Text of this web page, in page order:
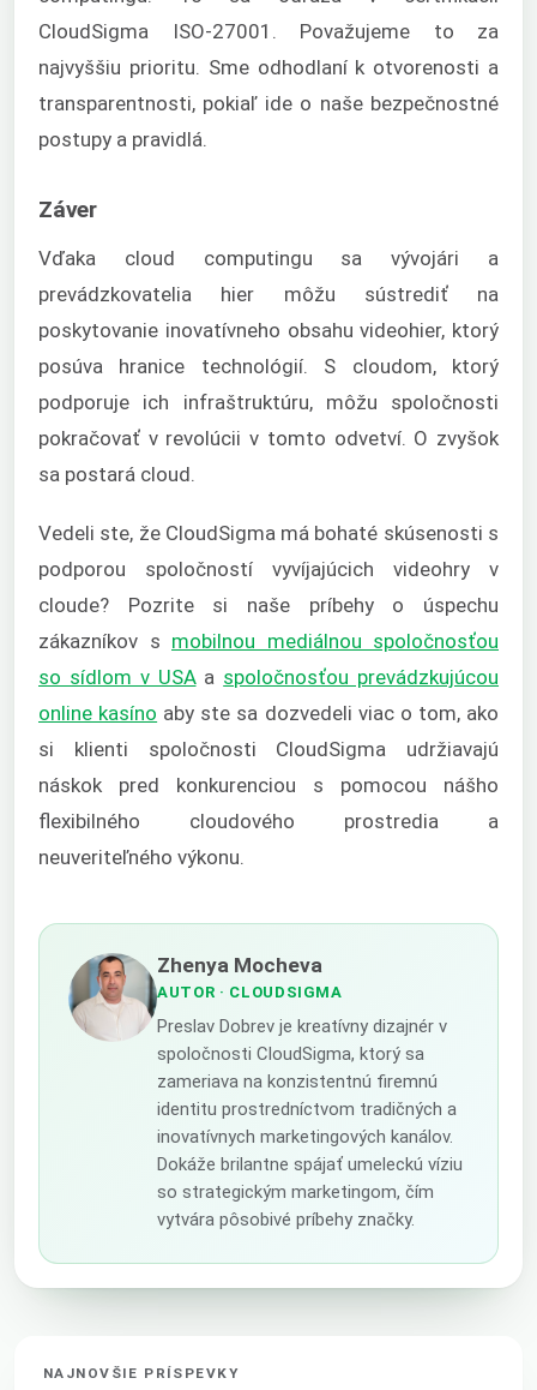
CloudSigma ISO-27001. Považujeme to za
najvyššiu prioritu. Sme odhodlaní k otvorenosti a
transparentnosti, pokiaľ ide o naše bezpečnostné
postupy a pravidlá.
Záver
Vďaka cloud computingu sa vývojári a
prevádzkovatelia hier môžu sústrediť na
poskytovanie inovatívneho obsahu videohier, ktorý
posúva hranice technológií. S cloudom, ktorý
podporuje ich infraštruktúru, môžu spoločnosti
pokračovať v revolúcii v tomto odvetví. O zvyšok
sa postará cloud.
Vedeli ste, že CloudSigma má bohaté skúsenosti s
podporou spoločností vyvíjajúcich videohry v
cloude? Pozrite si naše príbehy o úspechu
zákazníkov s mobilnou mediálnou spoločnosťou
so sídlom v USAa spoločnosťou prevádzkujúcou
online kasíno aby ste sa dozvedeli viac o tom, ako
si klienti spoločnosti CloudSigma udržiavajú
náskok pred konkurenciou s pomocou nášho
flexibilného cloudového prostredia a
neuveriteľného výkonu.
Zhenya Mocheva
AUTOR · CLOUDSIGMA
Preslav Dobrev je kreatívny dizajnér v
spoločnosti CloudSigma, ktorý sa
zameriava na konzistentnú firemnú
identitu prostredníctvom tradičných a
inovatívnych marketingových kanálov.
Dokáže brilantne spájať umeleckú víziu
so strategickým marketingom, čím
vytvára pôsobivé príbehy značky.
NAJNOVŠIE PRÍSPEVKY